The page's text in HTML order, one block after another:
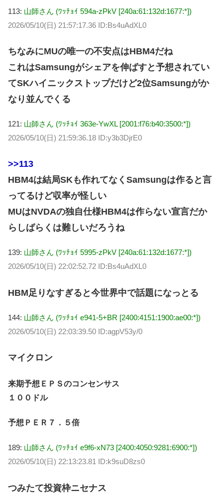
113: 山師さん (ﾜｯﾁｮｲ 594a-zPkV [240a:61:132d:1677:*])
2026/05/10(日) 21:57:17.36 ID:Bs4uAdXL0
ちなみにMUの唯一の不安点はHBM4だね
これはSamsungがシェアを伸ばすと予想されてい
てSKハイニックストップだけど2位Samsungがか
なり並んでくる
121: 山師さん (ﾜｯﾁｮｲ 363e-YwXL [2001:f76:b40:3500:*])
2026/05/10(日) 21:59:36.18 ID:y3b3DjrE0
>>113
HBM4は結局SKも作れてなくSamsungは作ると言
ってるけど収率が怪しい
MUはNVDAの独自仕様HBM4は作らない宣言だか
らしばらくは難しいだろうね
139: 山師さん (ﾜｯﾁｮｲ 5995-zPkV [240a:61:132d:1677:*])
2026/05/10(日) 22:02:52.72 ID:Bs4uAdXL0
HBM足りなすぎると今世界中で話題になっとる
144: 山師さん (ﾜｯﾁｮｲ e941-5+BR [2400:4151:1900:ae00:*])
2026/05/10(日) 22:03:39.50 ID:agpV53y/0
マイクロン
来期予想ＥＰＳのコンセンサス
１００ドル
予想ＰＥＲ７．５倍
189: 山師さん (ﾜｯﾁｮｲ e9f6-xN73 [2400:4050:9281:6900:*])
2026/05/10(日) 22:13:23.81 ID:k9suD8zs0
つみたて投資枠ニセナス